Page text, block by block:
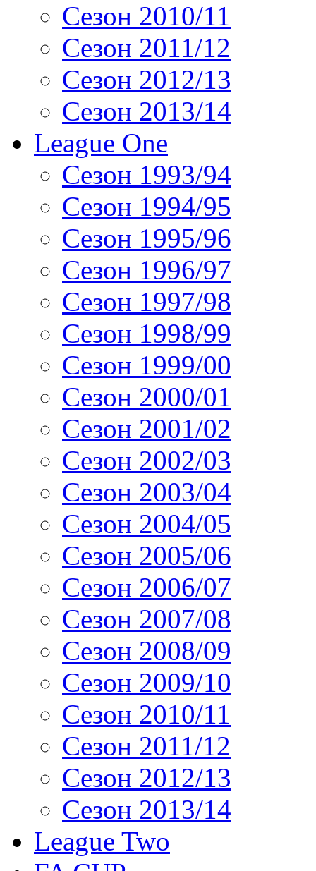
Сезон 2010/11
Сезон 2011/12
Сезон 2012/13
Сезон 2013/14
League One
Сезон 1993/94
Сезон 1994/95
Сезон 1995/96
Сезон 1996/97
Сезон 1997/98
Сезон 1998/99
Сезон 1999/00
Сезон 2000/01
Сезон 2001/02
Сезон 2002/03
Сезон 2003/04
Сезон 2004/05
Сезон 2005/06
Сезон 2006/07
Сезон 2007/08
Сезон 2008/09
Сезон 2009/10
Сезон 2010/11
Сезон 2011/12
Сезон 2012/13
Сезон 2013/14
League Two